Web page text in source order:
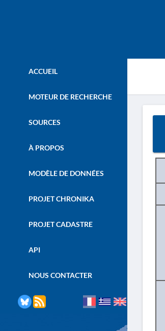
ACCUEIL
MOTEUR DE RECHERCHE
SOURCES
À PROPOS
MODÈLE DE DONNÉES
PROJET CHRONIKA
PROJET CADASTRE
API
NOUS CONTACTER